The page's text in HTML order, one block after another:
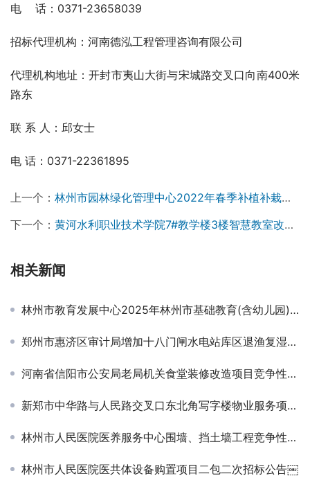
电    话：0371-23658039
招标代理机构：河南德泓工程管理咨询有限公司
代理机构地址：开封市夷山大街与宋城路交叉口向南400米
路东
联 系 人：邱女士
电 话：0371-22361895
上一个： 林州市园林绿化管理中心2022年春季补植补栽苗木采购项目 询价公告
下一个： 黄河水利职业技术学院7#教学楼3楼智慧教室改造项目竞争性磋商公告
相关新闻
林州市教育发展中心2025年林州市基础教育(含幼儿园)教师岗位培训项目竞争性磋商公告
郑州市惠济区审计局增加十八门闸水电站库区退渔复湿建设项目EPC工程结算审核项目竞争性磋商公告￼
河南省信阳市公安局老局机关食堂装修改造项目竞争性磋商公告￼
新郑市中华路与人民路交叉口东北角写字楼物业服务项目竞争性磋商公告￼
林州市人民医院医养服务中心围墙、挡土墙工程竞争性磋商公告￼
林州市人民医院医共体设备购置项目二包二次招标公告￼